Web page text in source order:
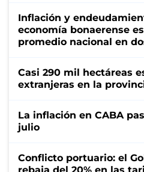
Inflación y
economía bonaerense
promedio nacional en
Casi 290 mil hectáreas
extranjeras en la
La inflación en CABA
julio
Conflicto portuario: el